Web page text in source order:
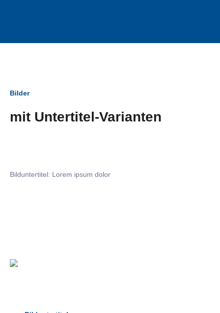
Bilder
mit Untertitel-Varianten
Bilduntertitel: Lorem ipsum dolor